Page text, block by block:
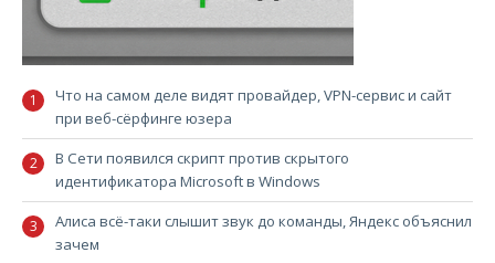
Что на самом деле видят провайдер, VPN-сервис и сайт
при веб-сёрфинге юзера
В Сети появился скрипт против скрытого
идентификатора Microsoft в Windows
Алиса всё-таки слышит звук до команды, Яндекс объяснил
зачем